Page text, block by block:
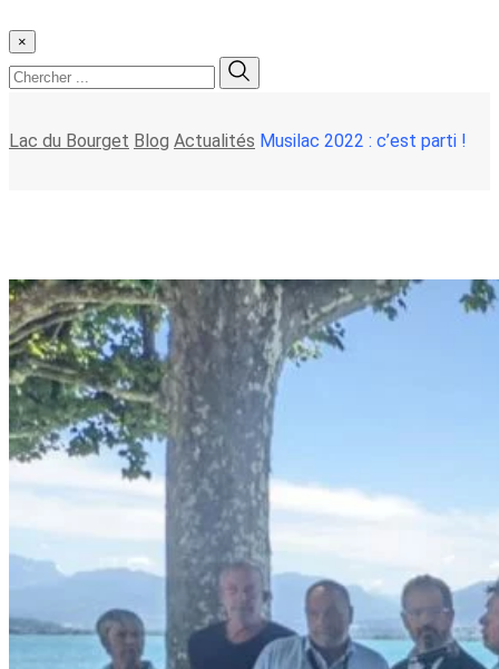
×
Lac du Bourget Blog Actualités Musilac 2022 : c’est parti !